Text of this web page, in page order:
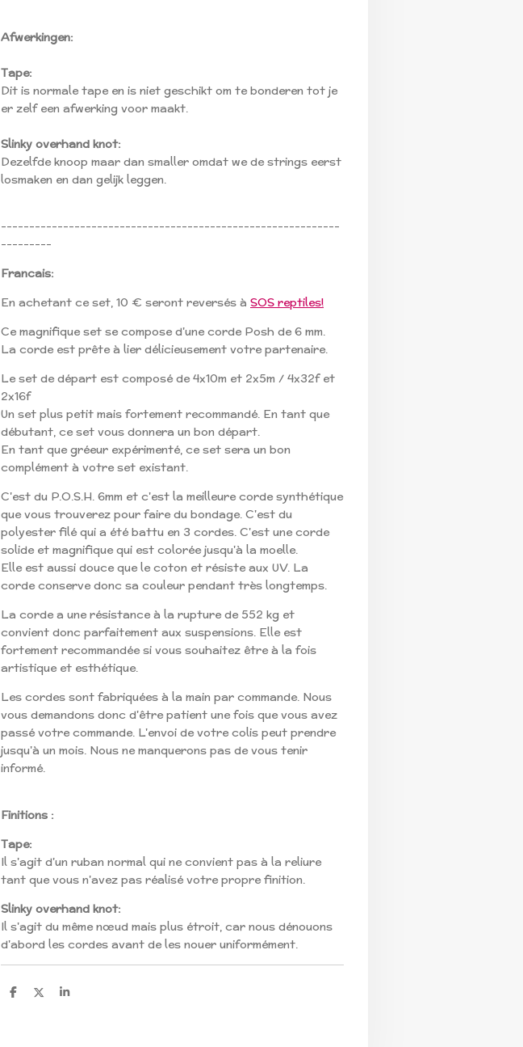
Afwerkingen:
Tape:
Dit is normale tape en is niet geschikt om te bonderen tot je
er zelf een afwerking voor maakt.
Slinky overhand knot:
Dezelfde knoop maar dan smaller omdat we de strings eerst
losmaken en dan gelijk leggen.
------------------------------------------------------------
---------
Francais:
En achetant ce set, 10 € seront reversés à SOS reptiles!
Ce magnifique set se compose d'une corde Posh de 6 mm.
La corde est prête à lier délicieusement votre partenaire.
Le set de départ est composé de 4x10m et 2x5m / 4x32f et
2x16f
Un set plus petit mais fortement recommandé. En tant que
débutant, ce set vous donnera un bon départ.
En tant que gréeur expérimenté, ce set sera un bon
complément à votre set existant.
C'est du P.O.S.H. 6mm et c'est la meilleure corde synthétique
que vous trouverez pour faire du bondage. C'est du
polyester filé qui a été battu en 3 cordes. C'est une corde
solide et magnifique qui est colorée jusqu'à la moelle.
Elle est aussi douce que le coton et résiste aux UV. La
corde conserve donc sa couleur pendant très longtemps.
La corde a une résistance à la rupture de 552 kg et
convient donc parfaitement aux suspensions. Elle est
fortement recommandée si vous souhaitez être à la fois
artistique et esthétique.
Les cordes sont fabriquées à la main par commande. Nous
vous demandons donc d'être patient une fois que vous avez
passé votre commande. L'envoi de votre colis peut prendre
jusqu'à un mois. Nous ne manquerons pas de vous tenir
informé.
Finitions :
Tape:
Il s'agit d'un ruban normal qui ne convient pas à la reliure
tant que vous n'avez pas réalisé votre propre finition.
Slinky overhand knot:
Il s'agit du même nœud mais plus étroit, car nous dénouons
d'abord les cordes avant de les nouer uniformément.
S
S
S